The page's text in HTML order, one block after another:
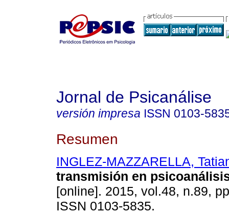
Jornal de Psicanálise
versión impresa ISSN 0103-
Resumen
INGLEZ-MAZZARELLA,
transmisión en
[online]. 2015, vol.48, n.89,
ISSN 0103-5835.